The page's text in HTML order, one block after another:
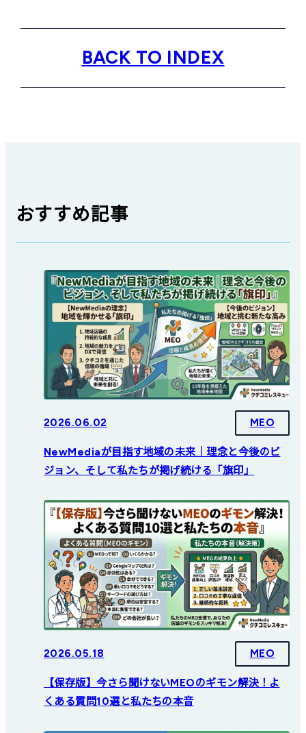
BACK TO INDEX
おすすめ記事
2026.06.02 MEO
NewMediaが目指す地域の未来｜理念と今後のビ
ジョン、そして私たちが掲げ続ける「旗印」
2026.05.18 MEO
【保存版】今さら聞けないMEOのギモン解決！よ
くある質問10選と私たちの本音